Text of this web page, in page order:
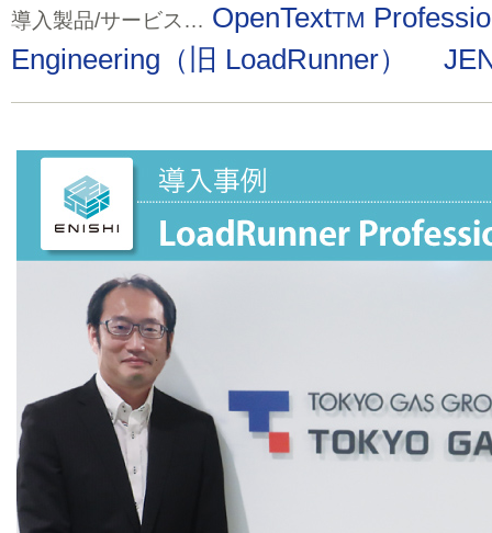
導入製品/サービス… OpenTextTM
Engineering（旧 LoadRunner）